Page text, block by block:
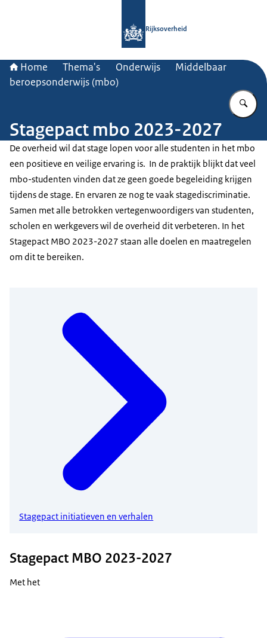
Rijksoverheid
Home Thema's Onderwijs
Middelbaar
beroepsonderwijs (mbo)
Stagepact mbo 2023-2027
De overheid wil dat stage lopen voor alle studenten in het mbo
een positieve en veilige ervaring is. In de praktijk blijkt dat veel
mbo-studenten vinden dat ze geen goede begeleiding krijgen
tijdens de stage. En ervaren ze nog te vaak stagediscriminatie.
Samen met alle betrokken vertegenwoordigers van studenten,
scholen en werkgevers wil de overheid dit verbeteren. In het
Stagepact MBO 2023-2027 staan alle doelen en maatregelen
om dit te bereiken.
Stagepact initiatieven en verhalen
Stagepact MBO 2023-2027
Met het